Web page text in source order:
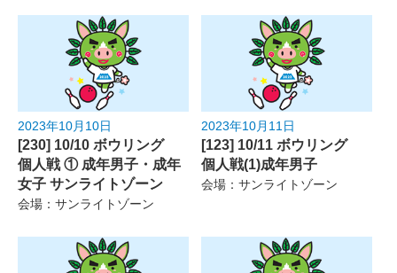
2023年10月10日
[230] 10/10 ボウリング
個人戦 ① 成年男子・成年
女子 サンライトゾーン
会場：サンライトゾーン
2023年10月11日
[123] 10/11 ボウリング
個人戦(1)成年男子
会場：サンライトゾーン